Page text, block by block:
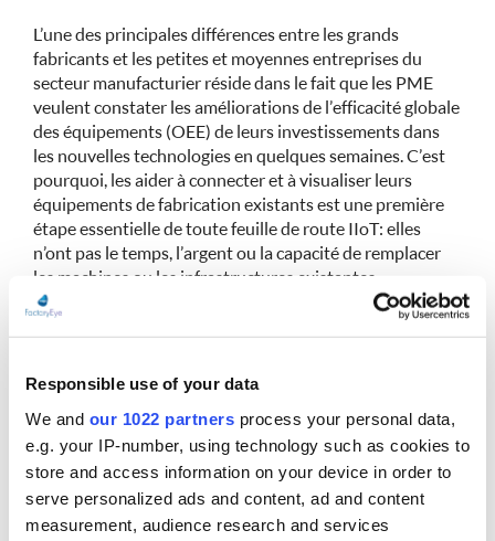
Responsible use of your data
We and our 1022 partners process your personal data,
e.g. your IP-number, using technology such as cookies to
store and access information on your device in order to
serve personalized ads and content, ad and content
measurement, audience research and services
L’une des principales différences entre les grands
fabricants et les petites et moyennes entreprises du
secteur manufacturier réside dans le fait que les PME
veulent constater les améliorations de l’efficacité globale
des équipements (OEE) de leurs investissements dans
les nouvelles technologies en quelques semaines. C’est
pourquoi, les aider à connecter et à visualiser leurs
équipements de fabrication existants est une première
étape essentielle de toute feuille de route IIoT : elles
n’ont pas le temps, l’argent ou la capacité de remplacer
les machines ou les infrastructures existantes.
L’amélioration continue
l’IIoT, y compris l’amélioration des compétences, des
technologies et des infrastructures déjà établies. Une
compréhension globale de ces exigences placera les PME
en position de force pour concurrencer leurs
homologues de plus grande taille.
Une intelligence économique claire et